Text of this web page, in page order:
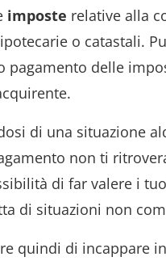
imposte relative alla
o catastali.
pagamento delle
di una situazione
non ti
di far valere i
di situazioni non
quindi di incappare